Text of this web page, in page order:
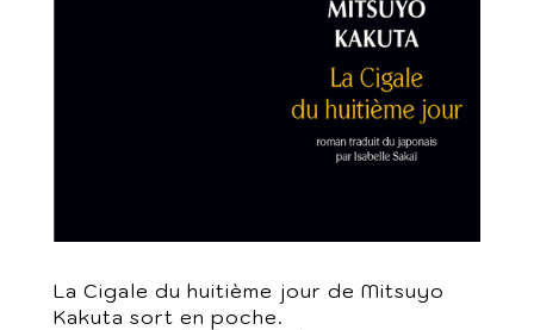
La Cigale du huitième jour de Mitsuyo
Kakuta sort en poche.